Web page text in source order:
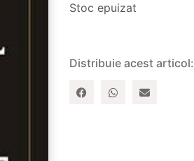
Stoc epuizat
Distribuie acest articol: